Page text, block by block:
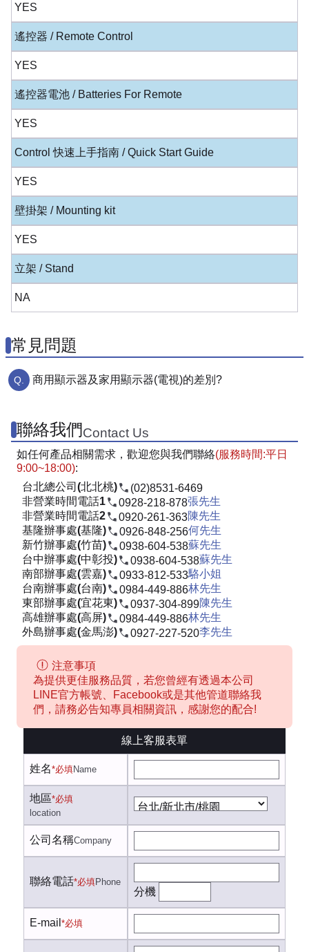
YES
遙控器 / Remote Control
YES
遙控器電池 / Batteries For Remote
YES
Control 快速上手指南 / Quick Start Guide
YES
壁掛架 / Mounting kit
YES
立架 / Stand
NA
常見問題
商用顯示器及家用顯示器(電視)的差別?
聯絡我們Contact Us
如任何產品相關需求，歡迎您與我們聯絡(服務時間:平日
9:00~18:00):
台北總公司(北北桃)
(02)8531-6469
非營業時間電話1
0928-218-878張先生
非營業時間電話2
0920-261-363陳先生
基隆辦事處(基隆)
0926-848-256何先生
新竹辦事處(竹苗)
0938-604-538蘇先生
台中辦事處(中彰投)
0938-604-538蘇先生
南部辦事處(雲嘉)
0933-812-533駱小姐
台南辦事處(台南)
0984-449-886林先生
東部辦事處(宜花東)
0937-304-899陳先生
高雄辦事處(高屏)
0984-449-886林先生
外島辦事處(金馬澎)
0927-227-520李先生
注意事項
為提供更佳服務品質，若您曾經有透過本公司
LINE官方帳號、Facebook或是其他管道聯絡我
們，請務必告知專員相關資訊，感謝您的配合!
線上客服表單
姓名*必填Name
地區*必填
location
公司名稱Company
聯絡電話*必填Phone
分機
E-mail *必填